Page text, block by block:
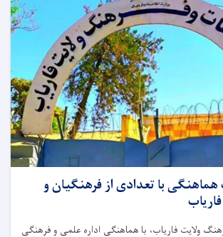
با تعدادی از فرهنگیان و
ولایت فاریاب، با هماهنگی اداره علمی و فرهنگی